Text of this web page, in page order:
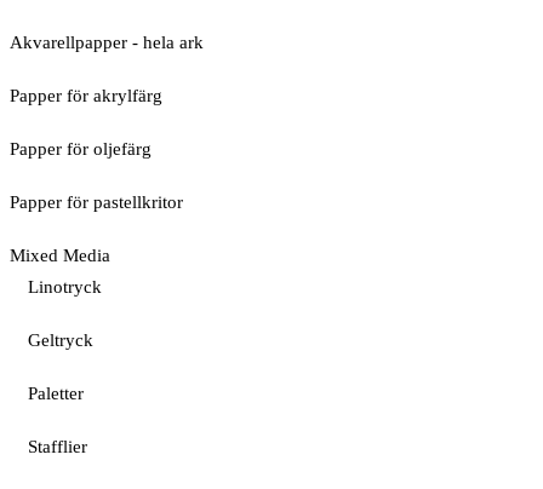
Akvarellpapper - hela ark
Papper för akrylfärg
Papper för oljefärg
Papper för pastellkritor
Mixed Media
Linotryck
Geltryck
Paletter
Stafflier